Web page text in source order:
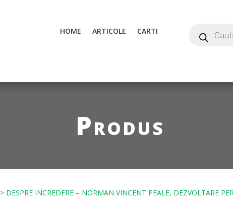
HOME ARTICOLE CARTI
Produs
> DESPRE INCREDERE – NORMAN VINCENT PEALE, DEZVOLTARE